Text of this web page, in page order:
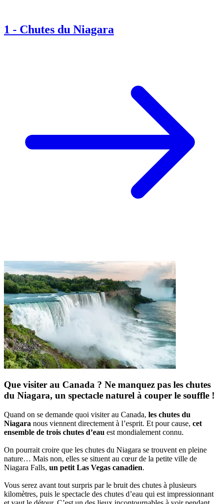
1 - Chutes du Niagara
Que visiter au Canada ? Ne manquez pas les chutes
du Niagara, un spectacle naturel à couper le souffle !
Quand on se demande quoi visiter au Canada, les chutes du
Niagara nous viennent directement à l’esprit. Et pour cause, cet
ensemble de trois chutes d’eau est mondialement connu.
On pourrait croire que les chutes du Niagara se trouvent en pleine
nature… Mais non, elles se situent au cœur de la petite ville de
Niagara Falls, un petit Las Vegas canadien.
Vous serez avant tout surpris par le bruit des chutes à plusieurs
kilomètres, puis le spectacle des chutes d’eau qui est impressionnant